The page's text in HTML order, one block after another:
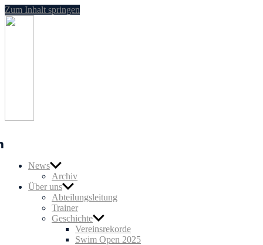
Zum Inhalt springen
News
Archiv
Über uns
Abteilungsleitung
Trainer
Geschichte
Vereinsrekorde
Swim Open 2025